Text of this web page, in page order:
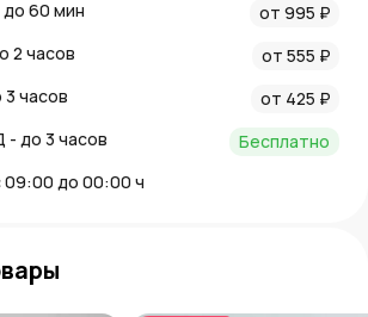
60 мин
от 995 ₽
2 часов
от 555 ₽
часов
от 425 ₽
до 3 часов
Бесплатно
09:00 до 00:00 ч